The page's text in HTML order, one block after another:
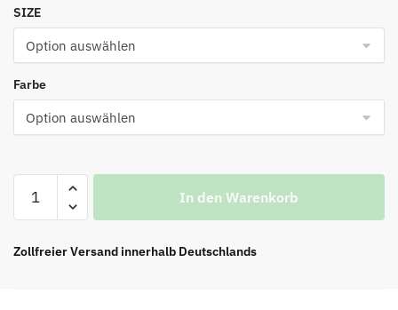
SIZE
Farbe
mit
In den Warenkorb
Zollfreier Versand innerhalb Deutschlands